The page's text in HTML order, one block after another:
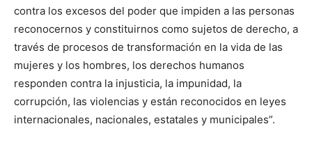
contra los excesos del poder que impiden a las personas
reconocernos y constituirnos como sujetos de derecho, a
través de procesos de transformación en la vida de las
mujeres y los hombres, los derechos humanos
responden contra la injusticia, la impunidad, la
corrupción, las violencias y están reconocidos en leyes
internacionales, nacionales, estatales y municipales”.